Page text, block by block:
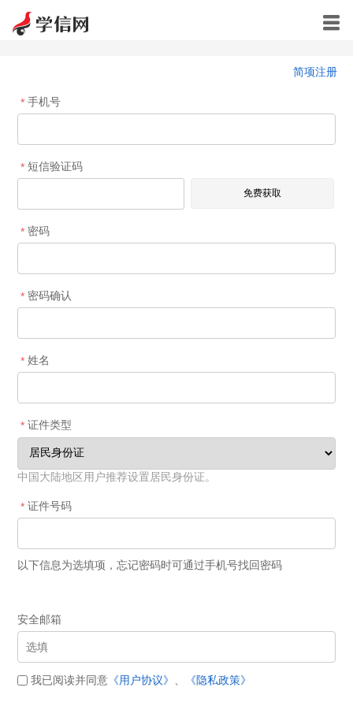

简项注册
* 手机号
* 短信验证码
* 密码
* 密码确认
* 姓名
* 证件类型
中国大陆地区用户推荐设置居民身份证。
* 证件号码
以下信息为选填项，忘记密码时可通过手机号找回密码
安全邮箱
我已阅读并同意 《用户协议》 《隐私政策》